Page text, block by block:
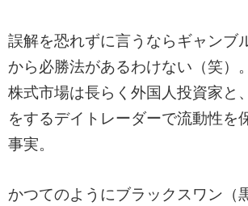
誤解を恐れずに言うならギャンブ
から必勝法があるわけない（笑）
株式市場は長らく外国人投資家と
をするデイトレーダーで流動性を
事実。
かつてのようにブラックスワン（